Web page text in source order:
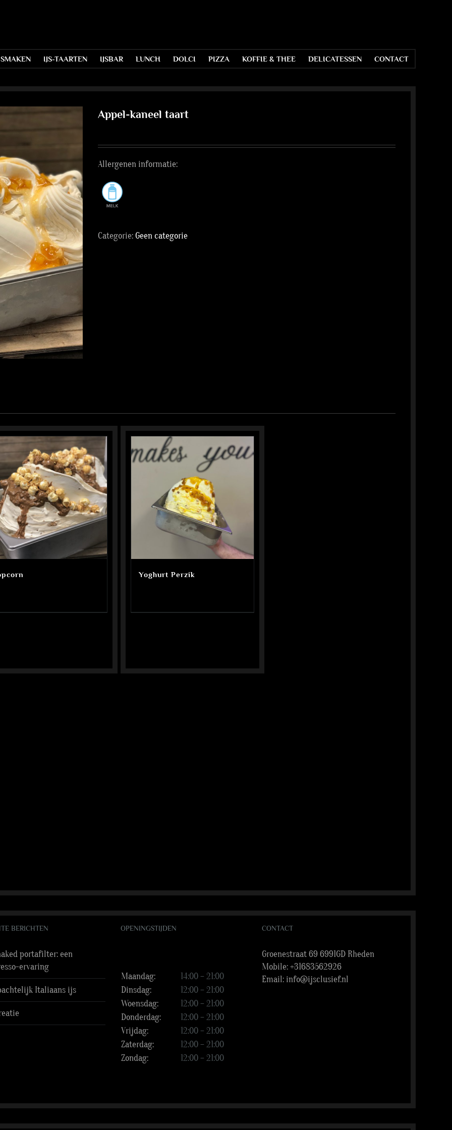
IJS-TAARTEN IJSBAR LUNCH DOLCI PIZZA KOFFIE & THEE DELICATESSEN CONTACT
Appel-kaneel taart
Allergenen informatie:
Categorie:Geen categorie
Yoghurt Perzik
BERICHTEN
portafilter: een
ervaring
Italiaans ijs
OPENINGSTIJDEN
Maandag:
14:00 – 21:00
Dinsdag:
12:00 – 21:00
Woensdag:
12:00 – 21:00
Donderdag:
12:00 – 21:00
Vrijdag:
12:00 – 21:00
Zaterdag:
12:00 – 21:00
Zondag:
12:00 – 21:00
CONTACT
Groenestraat 69 6991GD Rheden
Mobile:+31683562926
Email: info@ijsclusief.nl